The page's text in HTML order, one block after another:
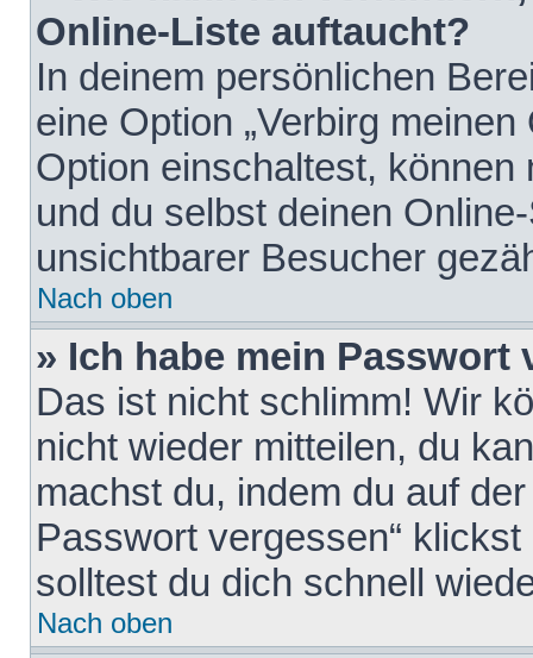
Online-Liste auftaucht?
In deinem persönlichen
eine Option „Verbirg
Option einschaltest,
und du selbst deinen
unsichtbarer Besucher
Nach oben
» Ich habe mein Passwort
Das ist nicht schlimm! Wir
nicht wieder mitteilen, du
machst du, indem du auf
Passwort vergessen“
solltest du dich schnell
Nach oben